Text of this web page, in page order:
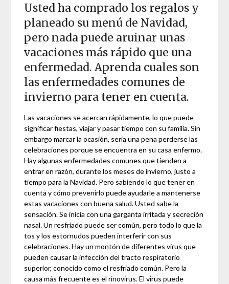
Usted ha comprado los regalos y
planeado su menú de Navidad,
pero nada puede aruinar unas
vacaciones más rápido que una
enfermedad. Aprenda cuales son
las enfermedades comunes de
invierno para tener en cuenta.
Las vacaciones se acercan rápidamente, lo que puede
significar fiestas, viajar y pasar tiempo con su familia. Sin
embargo marcar la ocasión, sería una pena perderse las
celebraciones porque se encuentra en su casa enfermo.
Hay algunas enfermedades comunes que tienden a
entrar en razón, durante los meses de invierno, justo a
tiempo para la Navidad. Pero sabiendo lo que tener en
cuenta y cómo prevenirlo puede ayudarle a mantenerse
estas vacaciones con buena salud. Usted sabe la
sensación. Se inicia con una garganta irritada y secreción
nasal. Un resfriado puede ser común, pero todo lo que la
tos y los estornudos pueden interferir con sus
celebraciones. Hay un montón de diferentes virus que
pueden causar la infección del tracto respiratorio
superior, conocido como el resfriado común. Pero la
causa más frecuente es el rinovirus. El virus puede